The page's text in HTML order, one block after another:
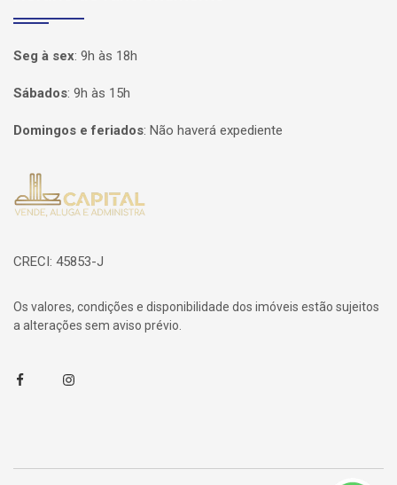
Seg à sex: 9h às 18h
Sábados: 9h às 15h
Domingos e feriados: Não haverá expediente
Página inicial
CRECI: 45853-J
Os valores, condições e disponibilidade dos imóveis estão sujeitos
a alterações sem aviso prévio.
FacebookInstagram